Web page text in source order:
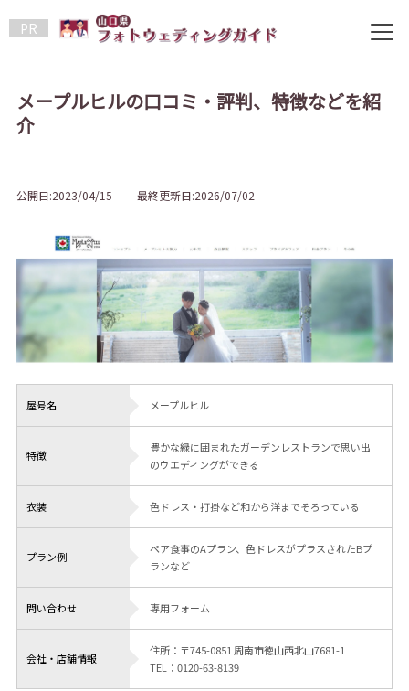
PR
メープルヒルの口コミ・評判、特徴などを紹
介
公開日:2023/04/15 最終更新日:2026/07/02
屋号名 メープルヒル
特徴
豊かな緑に囲まれたガーデンレストランで思い出
のウエディングができる
衣装 色ドレス・打掛など和から洋までそろっている
プラン例
ペア食事のAプラン、色ドレスがプラスされたBプ
ランなど
問い合わせ 専用フォーム
会社・店舗情報
住所：〒745-0851 周南市徳山西北山7681-1
TEL：0120-63-8139